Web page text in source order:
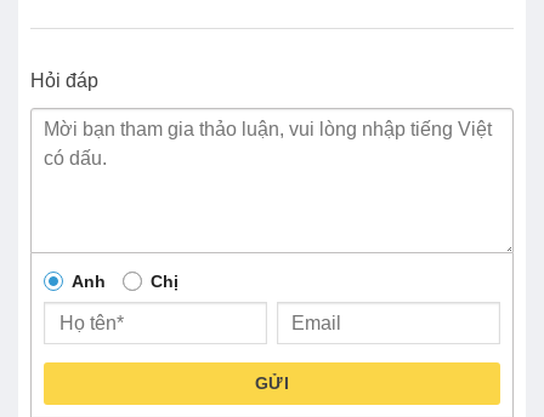
Hỏi đáp
Anh Chị
GỬI